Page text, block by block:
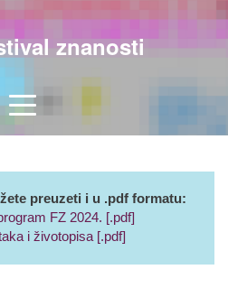
znanosti
preuzeti i u .pdf formatu:
FZ 2024. [.pdf]
i životopisa [.pdf]